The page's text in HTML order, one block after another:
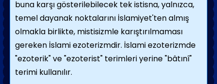
buna karşı gösterilebilecek tek istisna, yalnızca,
temel dayanak noktalarını İslamiyet'ten almış
olmakla birlikte, mistisizmle karıştırılmaması
gereken İslami ezoterizmdir. İslami ezoterizmde
"ezoterik" ve "ezoterist" terimleri yerine "bâtınî"
terimi kullanılır.